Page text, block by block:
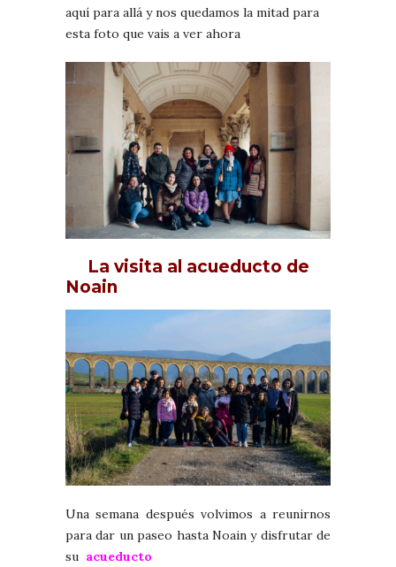
aquí para allá y nos quedamos la mitad para
esta foto que vais a ver ahora
La visita al acueducto de
Noain
Una semana después volvimos a reunirnos
para dar un paseo hasta Noain y disfrutar de
su acueducto